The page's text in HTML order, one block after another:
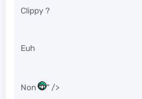
Clippy ?
Euh
Non " />